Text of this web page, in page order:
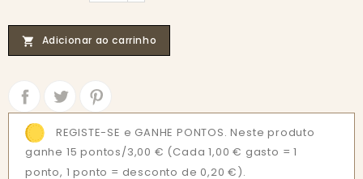
 Adicionar ao carrinho
REGISTE-SE e GANHE PONTOS. Neste produto
ganhe 15 pontos/3,00 € (Cada 1,00 € gasto = 1
ponto, 1 ponto = desconto de 0,20 €).